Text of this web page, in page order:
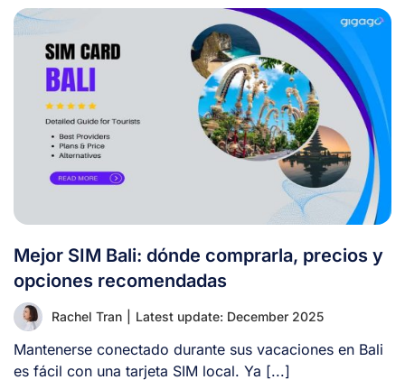
Mejor SIM Bali: dónde comprarla, precios y
opciones recomendadas
Rachel Tran Latest update: December 2025
Mantenerse conectado durante sus vacaciones en Bali
es fácil con una tarjeta SIM local. Ya [...]